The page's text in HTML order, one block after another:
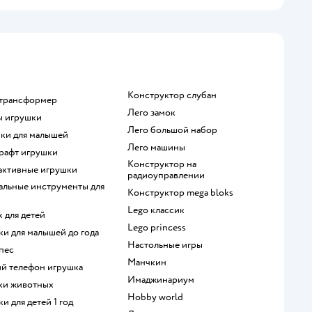
трансформер
игрушки
для малышей
игрушки
игрушки
для детей
для малышей до года
телефон игрушка
животных
для детей 1 год
Конструктор слубан
Лего замок
Лего большой набор
Лего машины
Конструктор на
радиоуправлении
Конструктор mega bloks
Lego классик
Lego princess
Настольные игры
Манчкин
Имаджинариум
Hobby world